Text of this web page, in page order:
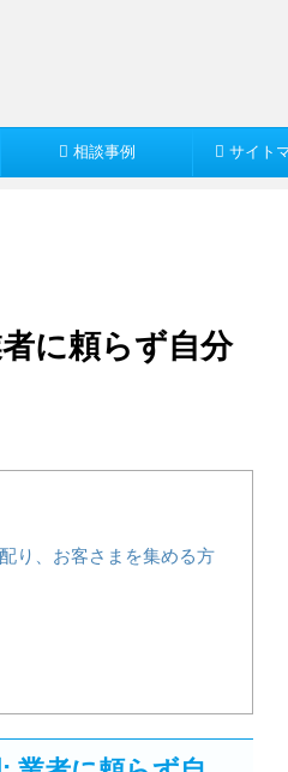
相談事例 サイト
に頼らず自分
り、お客さまを集める方